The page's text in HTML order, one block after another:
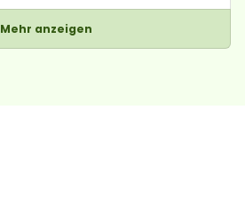
Mehr anzeigen